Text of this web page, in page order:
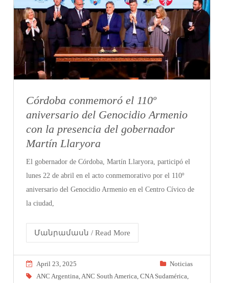
Córdoba conmemoró el 110º
aniversario del Genocidio Armenio
con la presencia del gobernador
Martín Llaryora
El gobernador de Córdoba, Martín Llaryora, participó el
lunes 22 de abril en el acto conmemorativo por el 110º
aniversario del Genocidio Armenio en el Centro Cívico de
la ciudad,
Մանրամասն / Read More
April 23, 2025
Noticias
ANC Argentina,ANC South America,CNA Sudamérica,